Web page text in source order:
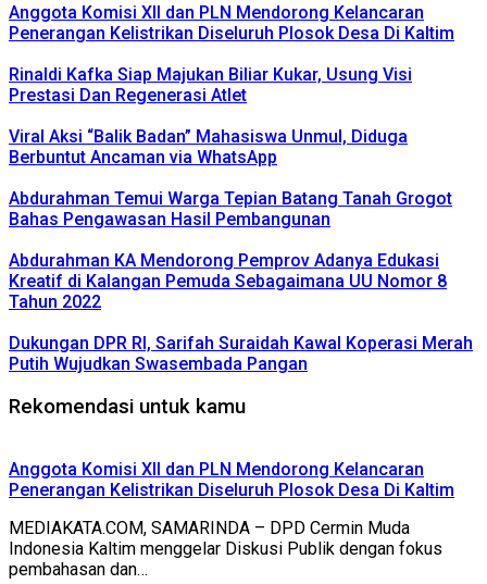
Anggota Komisi XII dan PLN Mendorong Kelancaran
Penerangan Kelistrikan Diseluruh Plosok Desa Di Kaltim
Rinaldi Kafka Siap Majukan Biliar Kukar, Usung Visi
Prestasi Dan Regenerasi Atlet
Viral Aksi “Balik Badan” Mahasiswa Unmul, Diduga
Berbuntut Ancaman via WhatsApp
Abdurahman Temui Warga Tepian Batang Tanah Grogot
Bahas Pengawasan Hasil Pembangunan
Abdurahman KA Mendorong Pemprov Adanya Edukasi
Kreatif di Kalangan Pemuda Sebagaimana UU Nomor 8
Tahun 2022
Dukungan DPR RI, Sarifah Suraidah Kawal Koperasi Merah
Putih Wujudkan Swasembada Pangan
Rekomendasi untuk kamu
Anggota Komisi XII dan PLN Mendorong Kelancaran
Penerangan Kelistrikan Diseluruh Plosok Desa Di Kaltim
MEDIAKATA.COM, SAMARINDA – DPD Cermin Muda
Indonesia Kaltim menggelar Diskusi Publik dengan fokus
pembahasan dan…